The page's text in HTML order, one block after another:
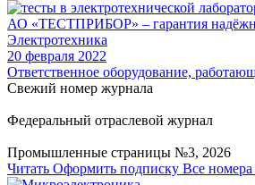
АО «ТЕСТПРИБОР» – гарантия
Электротехника
20 февраля 2022
Ответственное оборудование,
Свежий номер журнала
Федеральный отраслевой журнал
Промышленные страницы №3, 2026
Читать Оформить подписку Все